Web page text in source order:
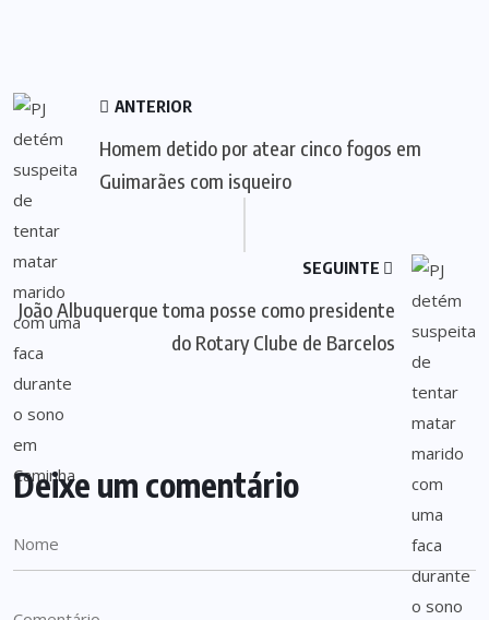
ANTERIOR
Homem detido por atear cinco fogos em
Guimarães com isqueiro
SEGUINTE
João Albuquerque toma posse como presidente
do Rotary Clube de Barcelos
Deixe um comentário